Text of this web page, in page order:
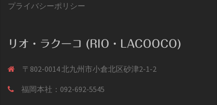
プライバシーポリシー
リオ・ラクーコ (RIO・LACOOCO)
〒802-0014 北九州市小倉北区砂津2-1-2
福岡本社：092-692-5545